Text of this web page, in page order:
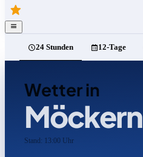
24 Stunden 12-Tage
Wetter in
Möckern
Stand: 13:00 Uhr